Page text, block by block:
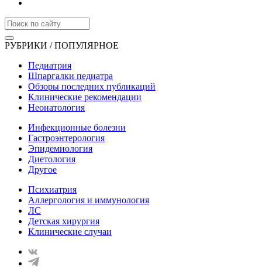
РУБРИКИ / ПОПУЛЯРНОЕ
Педиатрия
Шпаргалки педиатра
Обзоры последних публикаций
Клинические рекомендации
Неонатология
Инфекционные болезни
Гастроэнтерология
Эпидемиология
Диетология
Другое
Психиатрия
Аллергология и иммунология
ЛС
Детская хирургия
Клинические случаи